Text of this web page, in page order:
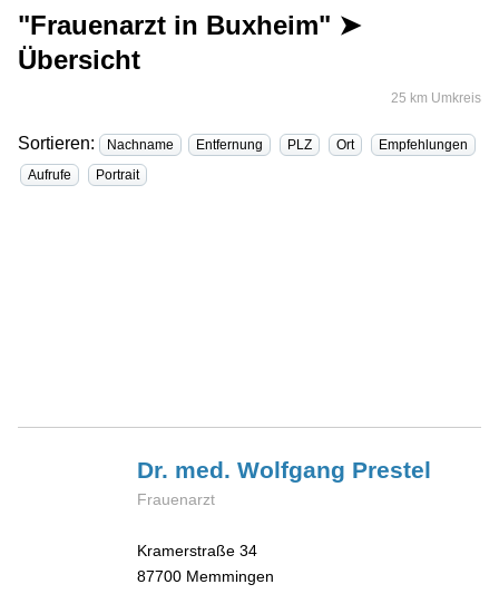
"Frauenarzt in Buxheim" ➤
Übersicht
25 km Umkreis
Sortieren: Nachname Entfernung PLZ Ort
Empfehlungen
Aufrufe
Portrait
Dr. med. Wolfgang Prestel
Frauenarzt
Kramerstraße 34
87700 Memmingen